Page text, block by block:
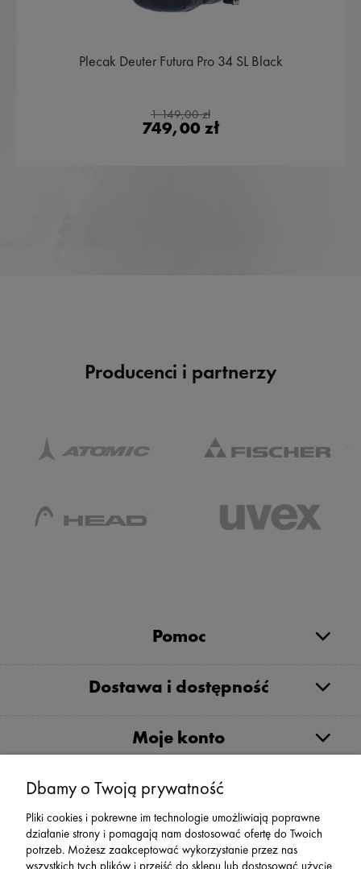
Plecak Deuter Futura Pro 34 SL Black
1 149,00 zł
749,00 zł
Producenci i partnerzy
Pomoc
Dostawa i dostępność
Moje konto
Serwis
Zwroty,Reklamacje Wymiany
Dbamy o Twoją prywatność
Pliki cookies i pokrewne im technologie umożliwiają poprawne
działanie strony i pomagają nam dostosować ofertę do Twoich
potrzeb. Możesz zaakceptować wykorzystanie przez nas
wszystkich tych plików i przejść do sklepu lub dostosować użycie